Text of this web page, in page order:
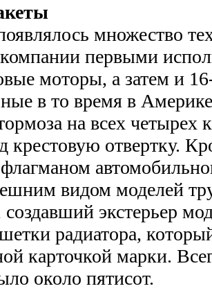
множество
первыми
моторы, а затем и
в то время в
на всех четырех
крестовую отвертку.
видом моделей
экстерьер
радиатора,
карточкой марки.
около пятисот.